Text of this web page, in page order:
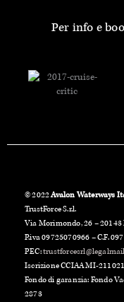
Per info e
© 2022Avalon Waterways
TrustForce S.r.l.
Via Morimondo, 26 –
P.iva 09725070966 – C.F.
PEC:
Iscrizione CCIAA MI-
Fondo di garanzia: Fondo
2873